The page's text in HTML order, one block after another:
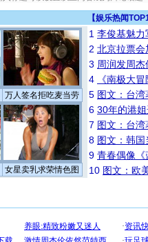
【娱乐热闻
万人签名拒吃麦当劳
女星卖乳求荣情色图
1 李俊基魅力
2 北京拉票
3 周润发周
4
《南极大
5 图文：台
6 30年的港
7 图文：台
8 图文：韩
9 青春偶像《
10 图文：欧